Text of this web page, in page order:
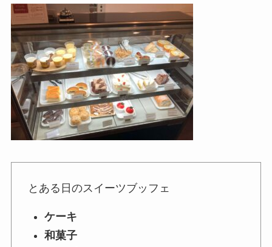
とある日のスイーツブッフェ
ケーキ
和菓子